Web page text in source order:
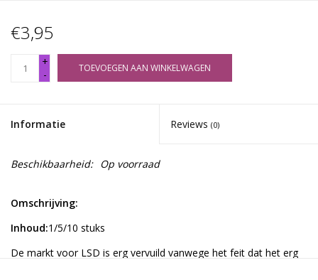
€3,95
+
-
TOEVOEGEN AAN WINKELWAGEN
Informatie Reviews (0)
Beschikbaarheid: Op voorraad
Omschrijving:
Inhoud:1/5/10 stuks
De markt voor LSD is erg vervuild vanwege het feit dat het erg